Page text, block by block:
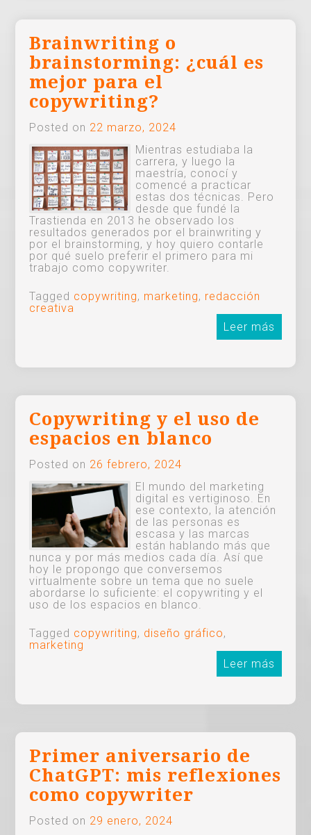
Brainwriting o
brainstorming: ¿cuál es
mejor para el
copywriting?
Posted on 22 marzo, 2024
Mientras estudiaba la
carrera, y luego la
maestría, conocí y
comencé a practicar
estas dos técnicas. Pero
desde que fundé la
Trastienda en 2013 he observado los
resultados generados por el brainwriting y
por el brainstorming, y hoy quiero contarle
por qué suelo preferir el primero para mi
trabajo como copywriter.
Tagged copywriting, marketing, redacción
creativa
Leer más
Copywriting y el uso de
espacios en blanco
Posted on 26 febrero, 2024
El mundo del marketing
digital es vertiginoso. En
ese contexto, la atención
de las personas es
escasa y las marcas
están hablando más que
nunca y por más medios cada día. Así que
hoy le propongo que conversemos
virtualmente sobre un tema que no suele
abordarse lo suficiente: el copywriting y el
uso de los espacios en blanco.
Tagged copywriting, diseño gráfico,
marketing
Leer más
Primer aniversario de
ChatGPT: mis reflexiones
como copywriter
Posted on 29 enero, 2024